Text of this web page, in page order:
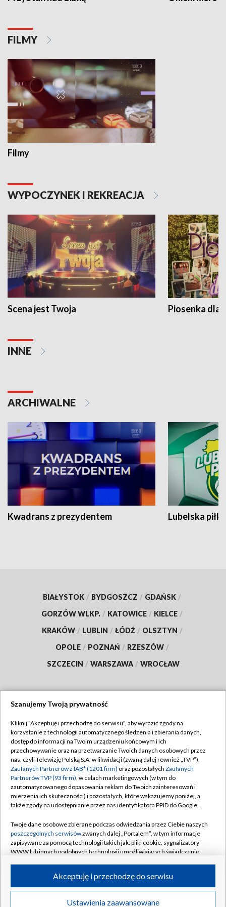
FILMY
Filmy
WYPOCZYNEK I REKREACJA
Scena jest Twoja Piosenka dla
INNE
ARCHIWALNE
Kwadrans z prezydentem Lubelska piłka
BIAŁYSTOK / BYDGOSZCZ / GDAŃSK /
GORZÓW WLKP. / KATOWICE / KIELCE /
KRAKÓW / LUBLIN / ŁÓDŹ / OLSZTYN /
OPOLE / POZNAŃ / RZESZÓW /
SZCZECIN / WARSZAWA / WROCŁAW
TVP
Abonament TVP
Emisja w TVP
Centrum informacji TVP
Naziemna Telewizja Cyfrowa
Rada Programowa
System NOS
Informacje o nadawcy
Program dla prasy
Regulamin TVP
Polityka prywatności
Moje zgody
Pomoc
Kontakt
Kanały
©2026 Telewizja Polska S.A. w likwidacji
Szanujemy Twoją prywatność
Kliknij "Akceptuję i przechodzę do serwisu", aby wyrazić zgody na
korzystanie z technologii automatycznego śledzenia i zbierania danych,
dostęp do informacji na Twoim urządzeniu końcowym i ich
przechowywanie oraz na przetwarzanie Twoich danych osobowych przez
nas, czyli Telewizję Polską S.A. w likwidacji (zwaną dalej również „TVP”),
Zaufanych Partnerów z IAB* (1201 firm) oraz pozostałych Zaufanych
Partnerów TVP (93 firm), w celach marketingowych (w tym do
zautomatyzowanego dopasowania reklam do Twoich zainteresowań i
mierzenia ich skuteczności) i pozostałych, które wskazujemy poniżej, a
także zgody na udostępnianie przez nas identyfikatora PPID do Google.
Twoje dane osobowe zbierane podczas odwiedzania przez Ciebie naszych
poszczególnych serwisówzwanych dalej „Portalem”, w tym informacje
zapisywane za pomocą technologii takich jak: pliki cookie, sygnalizatory
WWW lub innych podobnych technologii umożliwiających świadczenie
ruchu w Internecie.
Twoje dane osobowe zbierane podczas odwiedzania przez Ciebie
Ustawienia zaawansowane
Akceptuję i przechodzę do serwisu